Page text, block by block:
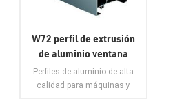
W72 perfil de extrusión
de aluminio ventana
puerta de aluminio muro
cortina de aluminio
Perfiles de aluminio de alta
calidad para máquinas y